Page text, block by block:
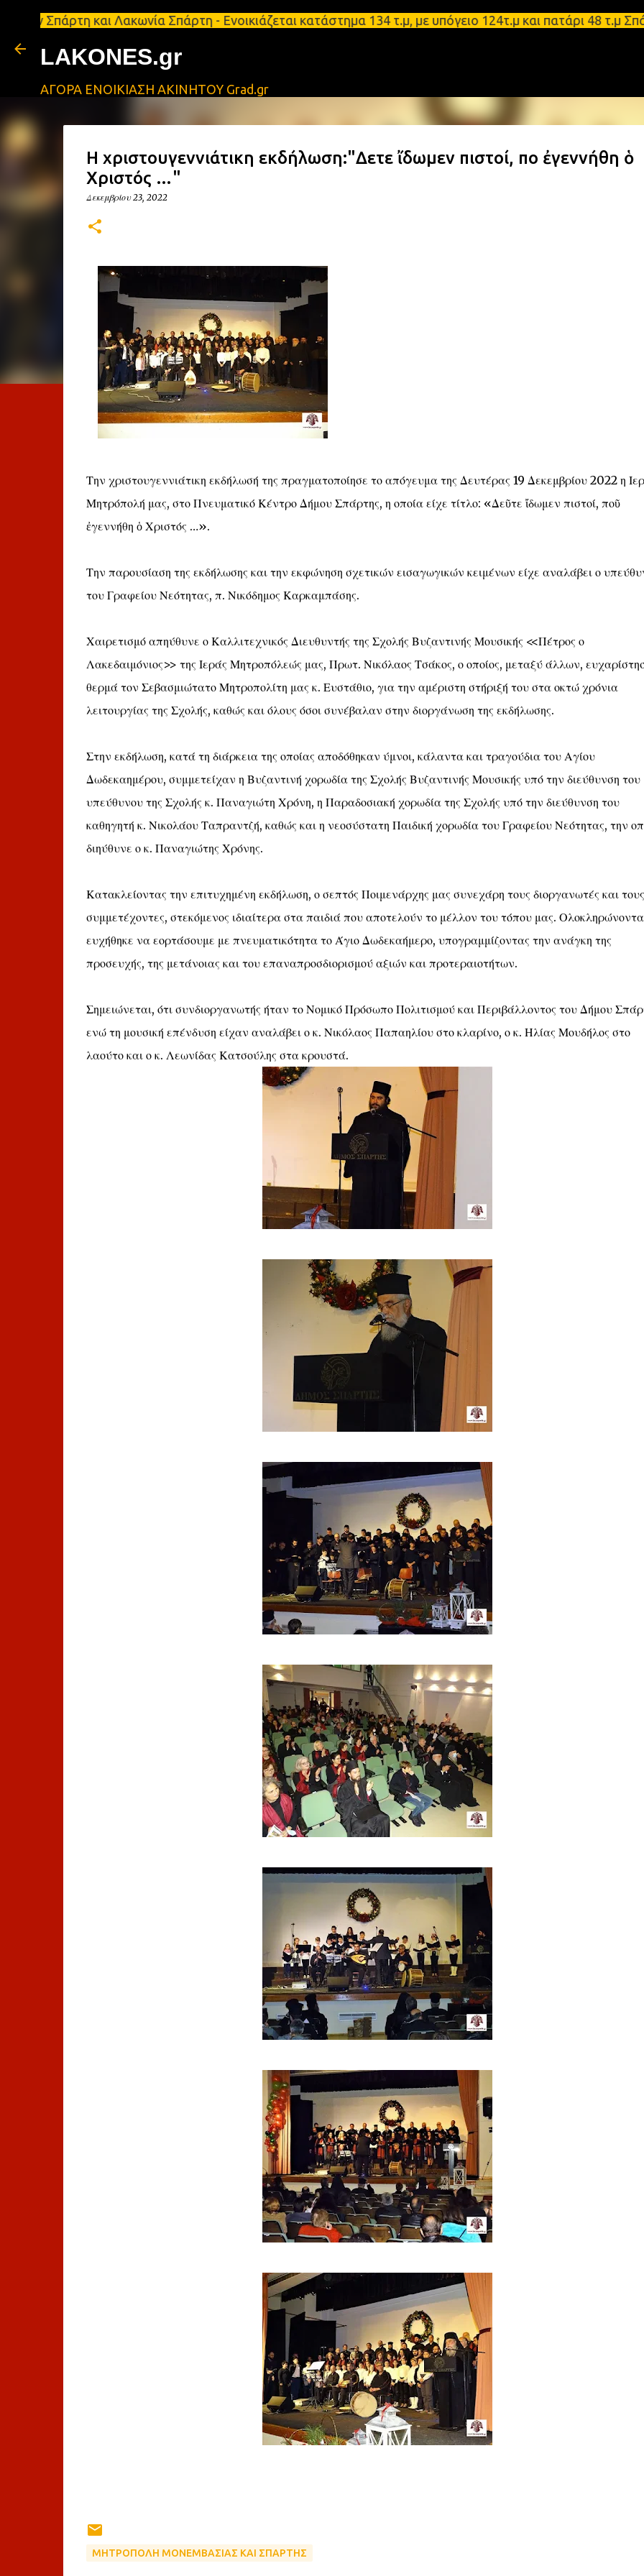
Μετάβαση στο κύριο περιεχόμενο
και Λακωνία Σπάρτη - Ενοικιάζεται κατάστημα 134 τ.μ, με υπόγειο 124τ.μ και πατάρι 48
LAKONES.gr
ΑΓΟΡΑ ΕΝΟΙΚΙΑΣΗ ΑΚΙΝΗΤΟΥ Grad.gr
H χριστουγεννιάτικη εκδήλωση:"Δεῦτε ἴδωμεν πιστοί, ποῦ ἐγεννήθη ὁ
Χριστός …"
Δεκεμβρίου 23, 2022
Την χριστουγεννιάτικη εκδήλωσή της πραγματοποίησε το απόγευμα της Δευτέρας 19 Δεκεμβρίου 2022 η
Μητρόπολή μας, στο Πνευματικό Κέντρο Δήμου Σπάρτης, η οποία είχε τίτλο: «Δεῦτε ἴδωμεν πιστοί, ποῦ
ἐγεννήθη ὁ Χριστός …».
Την παρουσίαση της εκδήλωσης και την εκφώνηση σχετικών εισαγωγικών κειμένων είχε αναλάβει ο
του Γραφείου Νεότητας, π. Νικόδημος Καρκαμπάσης.
Χαιρετισμό απηύθυνε ο Καλλιτεχνικός Διευθυντής της Σχολής Βυζαντινής Μουσικής <<Πέτρος ο
Λακεδαιμόνιος>> της Ιεράς Μητροπόλεώς μας, Πρωτ. Νικόλαος Τσάκος, ο οποίος, μεταξύ άλλων,
θερμά τον Σεβασμιώτατο Μητροπολίτη μας κ. Ευστάθιο, για την αμέριστη στήριξή του στα οκτώ χρόνια
λειτουργίας της Σχολής, καθώς και όλους όσοι συνέβαλαν στην διοργάνωση της εκδήλωσης.
Στην εκδήλωση, κατά τη διάρκεια της οποίας αποδόθηκαν ύμνοι, κάλαντα και τραγούδια του Αγίου
Δωδεκαημέρου, συμμετείχαν η Βυζαντινή χορωδία της Σχολής Βυζαντινής Μουσικής υπό την διεύθυνση του
υπεύθυνου της Σχολής κ. Παναγιώτη Χρόνη, η Παραδοσιακή χορωδία της Σχολής υπό την διεύθυνση του
καθηγητή κ. Νικολάου Ταπραντζή, καθώς και η νεοσύστατη Παιδική χορωδία του Γραφείου Νεότητας, την
διηύθυνε ο κ. Παναγιώτης Χρόνης.
Κατακλείοντας την επιτυχημένη εκδήλωση, ο σεπτός Ποιμενάρχης μας συνεχάρη τους διοργανωτές και τους
συμμετέχοντες, στεκόμενος ιδιαίτερα στα παιδιά που αποτελούν το μέλλον του τόπου μας.
ευχήθηκε να εορτάσουμε με πνευματικότητα το Άγιο Δωδεκαήμερο, υπογραμμίζοντας την ανάγκη της
προσευχής, της μετάνοιας και του επαναπροσδιορισμού αξιών και προτεραιοτήτων.
Σημειώνεται, ότι συνδιοργανωτής ήταν το Νομικό Πρόσωπο Πολιτισμού και Περιβάλλοντος του Δήμου
ενώ τη μουσική επένδυση είχαν αναλάβει ο κ. Νικόλαος Παπαηλίου στο κλαρίνο, ο κ. Ηλίας Μουδήλος στο
λαούτο και ο κ. Λεωνίδας Κατσούλης στα κρουστά.
ΜΗΤΡΟΠΟΛΗ ΜΟΝΕΜΒΑΣΙΑΣ ΚΑΙ ΣΠΑΡΤΗΣ